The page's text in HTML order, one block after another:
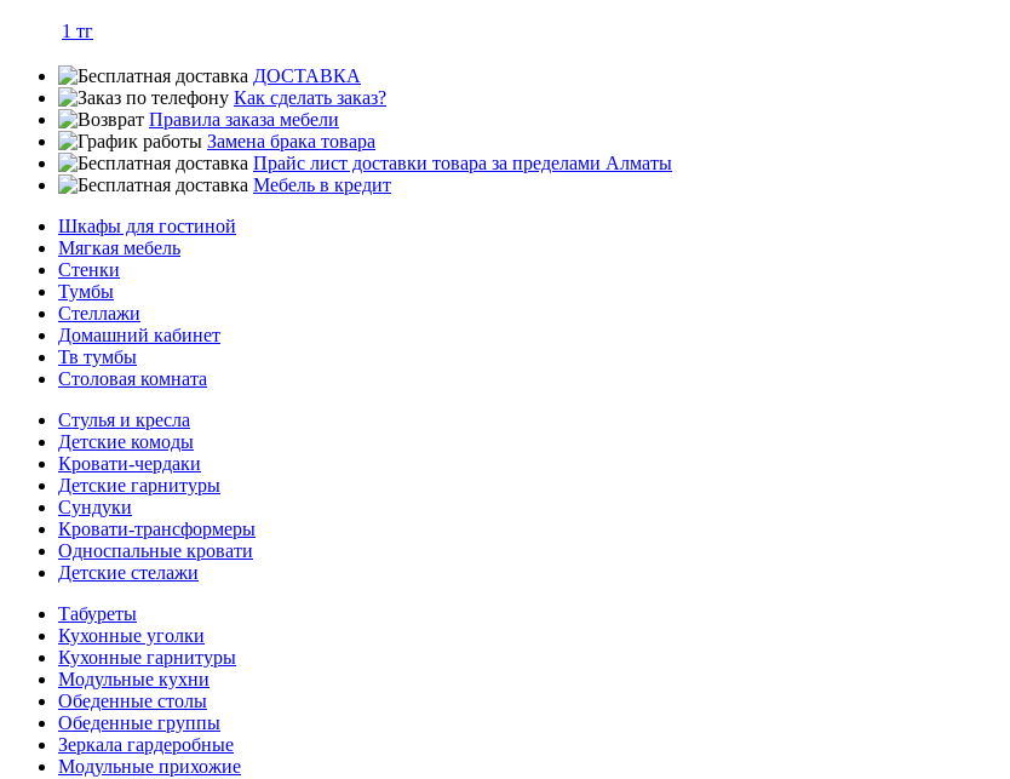
1 тг
ДОСТАВКА
Как сделать заказ?
Правила заказа мебели
Замена брака товара
Прайс лист доставки товара за пределами Алматы
Мебель в кредит
Шкафы для гостиной
Мягкая мебель
Стенки
Тумбы
Стеллажи
Домашний кабинет
Тв тумбы
Столовая комната
Стулья и кресла
Детские комоды
Кровати-чердаки
Детские гарнитуры
Сундуки
Кровати-трансформеры
Односпальные кровати
Детские стелажи
Табуреты
Кухонные уголки
Кухонные гарнитуры
Модульные кухни
Обеденные столы
Обеденные группы
Зеркала гардеробные
Модульные прихожие